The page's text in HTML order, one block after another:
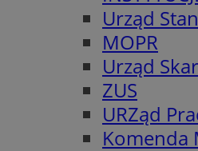
Urząd
MOPR
Urząd
ZUS
URZąd
Komenda